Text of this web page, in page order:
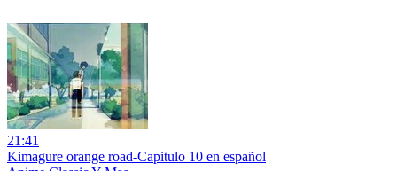
21:41
Kimagure orange road-Capitulo 10 en español